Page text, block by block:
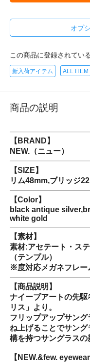
オプ
この商品に登録されてい
新入荷アイテム ALL ITEM
商品の説明
【BRAND】
NEW.（ニュー）
【SIZE】
リム48mm,ブリッジ
【Color】
black antique
white gold
【素材】
素材:アセテート・ス
（テンプル）
※度対応メガネフレー
【商品説明】
ナイーブアートの先
リス」より。
フリップアップサン
ね上げることでサン
構を持つサングラスの
【NEW.&few. eyewear